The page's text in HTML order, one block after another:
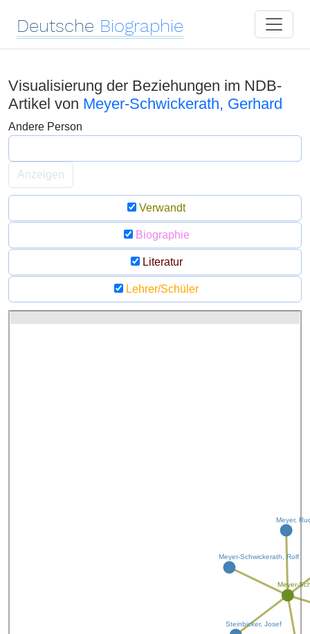
Deutsche Biographie
Visualisierung der Beziehungen im NDB-
Artikel von Meyer-Schwickerath, Gerhard
Andere Person
Anzeigen
Verwandt
Biographie
Literatur
Lehrer/Schüler
Meyer-
Meyer,
Steinbicker, Josef
Meyer-Schwickerath, Rolf